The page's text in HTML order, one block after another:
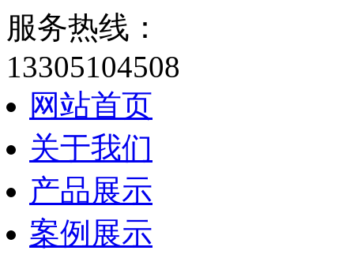
服务热线：
13305104508
网站首页
关于我们
产品展示
案例展示